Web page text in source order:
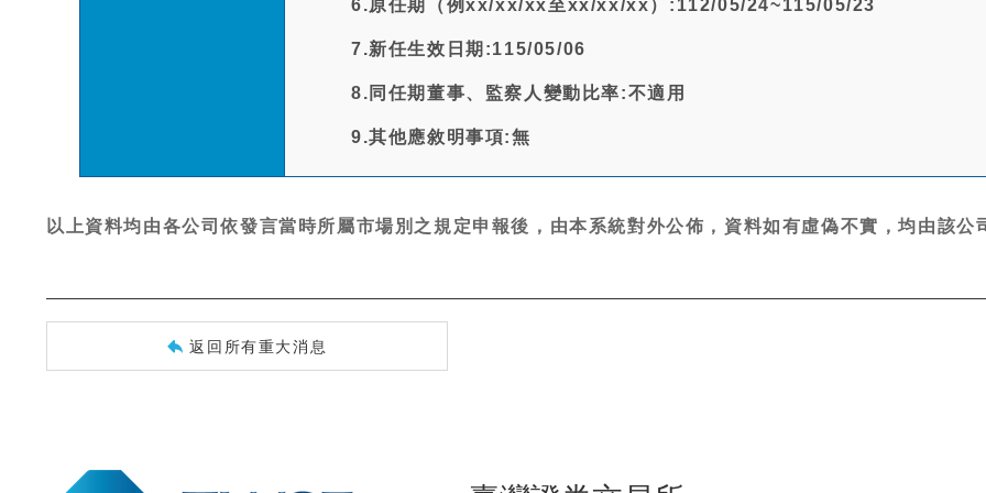
6.原任期（例xx/xx/xx至xx/xx/xx）:112/05/24~115/05/23
7.新任生效日期:115/05/06
8.同任期董事、監察人變動比率:不適用
9.其他應敘明事項:無
以上資料均由各公司依發言當時所屬市場別之規定申報後，由本系統對外公佈，資料如有虛偽不實，均由該公
返回所有重大消息